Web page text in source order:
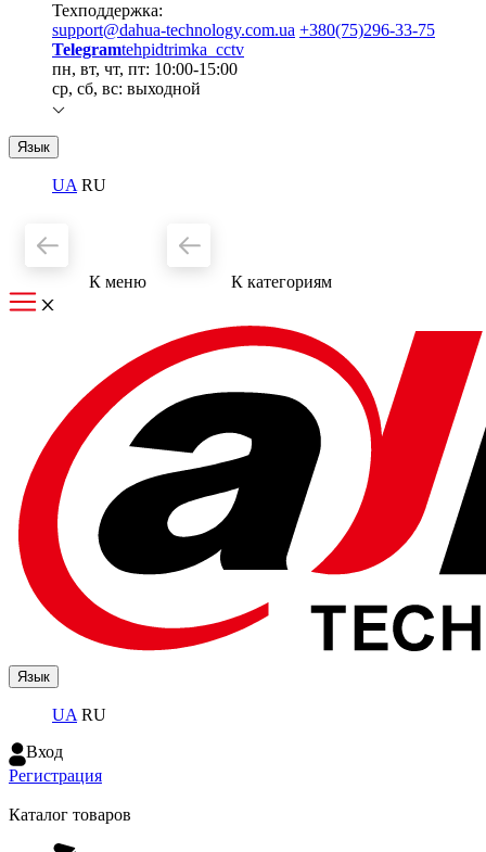
Техподдержка:
support@dahua-technology.com.ua +380(75)296-33-75
Telegramtehpidtrimka_cctv
пн, вт, чт, пт: 10:00-15:00
ср, сб, вс: выходной
Язык
UA RU
К меню К категориям
Язык
UA RU
Вход
Регистрация
Каталог товаров